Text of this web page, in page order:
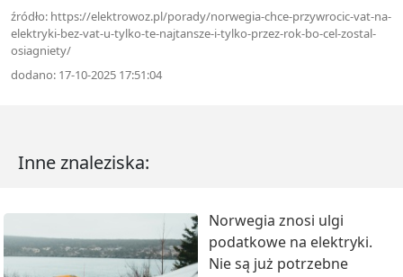
źródło: https://elektrowoz.pl/porady/norwegia-chce-przywrocic-vat-na-
elektryki-bez-vat-u-tylko-te-najtansze-i-tylko-przez-rok-bo-cel-zostal-
osiagniety/
dodano: 17-10-2025 17:51:04
Inne znaleziska:
Norwegia znosi ulgi
podatkowe na elektryki.
Nie są już potrzebne